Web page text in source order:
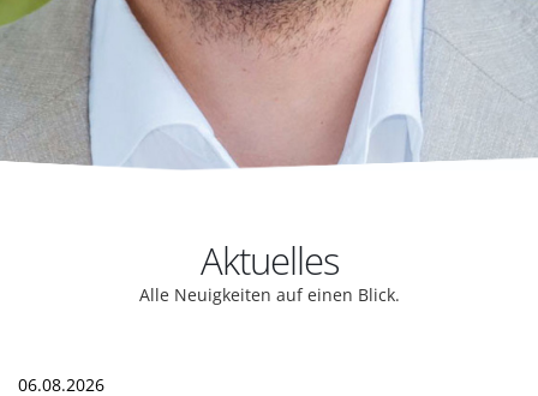
Aktuelles
Alle Neuigkeiten auf einen Blick.
06.08.2026